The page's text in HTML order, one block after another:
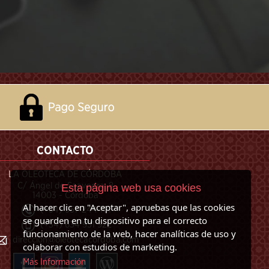
CONTACTO
LA OLEOTECA DE CÓRDOBA
C/ Ángel de Saavedra, 8
14003 - Córdoba
(+34) 957 244 101
(+34) 634 951 922
direccion@oleotecacordoba.com
Esta página web usa cookies
Al hacer clic en "Aceptar", apruebas que las cookies
se guarden en tu dispositivo para el correcto
funcionamiento de la web, hacer analíticas de uso y
colaborar con estudios de marketing.
Más Información